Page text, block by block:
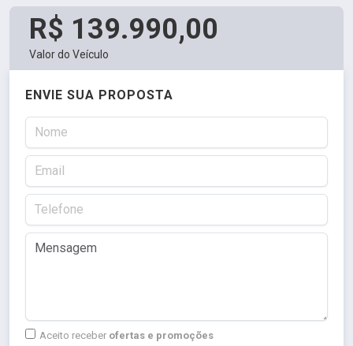
R$ 139.990,00
Valor do Veículo
ENVIE SUA PROPOSTA
Aceito receber ofertas e promoções